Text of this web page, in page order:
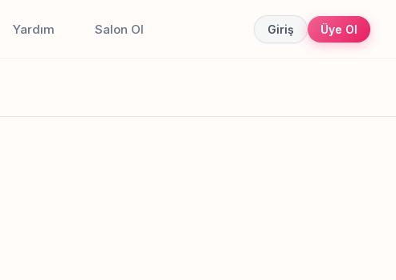
Yardım Salon Ol Giriş Üye Ol
Canlı sonuçlar Online randevu